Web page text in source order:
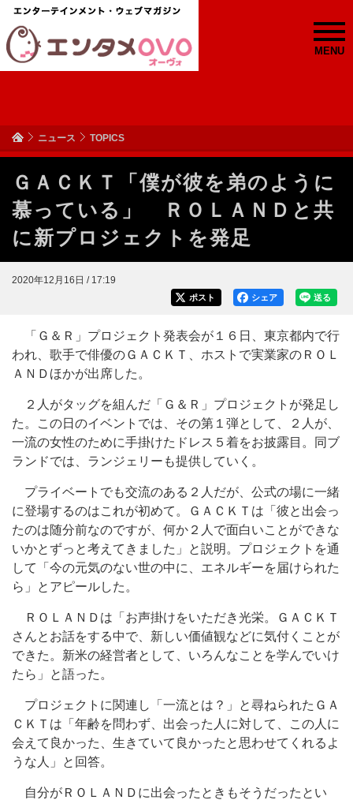
MENU
ニュース TOPICS
ＧＡＣＫＴ「僕が彼を弟のように
慕っている」 ＲＯＬＡＮＤと共
に新プロジェクトを発足
2020年12月16日 / 17:19
送る
シェア
ポスト
「Ｇ＆Ｒ」プロジェクト発表会が１６日、東京都内で行
われ、歌手で俳優のＧＡＣＫＴ、ホストで実業家のＲＯＬ
ＡＮＤほかが出席した。
２人がタッグを組んだ「Ｇ＆Ｒ」プロジェクトが発足し
た。この日のイベントでは、その第１弾として、２人が、
一流の女性のために手掛けたドレス５着をお披露目。同ブ
ランドでは、ランジェリーも提供していく。
プライベートでも交流のある２人だが、公式の場に一緒
に登場するのはこれが初めて。ＧＡＣＫＴは「彼と出会っ
たのは随分前なのですが、何か２人で面白いことができな
いかとずっと考えてきました」と説明。プロジェクトを通
して「今の元気のない世の中に、エネルギーを届けられた
ら」とアピールした。
ＲＯＬＡＮＤは「お声掛けをいただき光栄。ＧＡＣＫＴ
さんとお話をする中で、新しい価値観などに気付くことが
できた。新米の経営者として、いろんなことを学んでいけ
たら」と語った。
プロジェクトに関連し「一流とは？」と尋ねられたＧＡ
ＣＫＴは「年齢を問わず、出会った人に対して、この人に
会えて良かった、生きていて良かったと思わせてくれるよ
うな人」と回答。
自分がＲＯＬＡＮＤに出会ったときもそうだったとい